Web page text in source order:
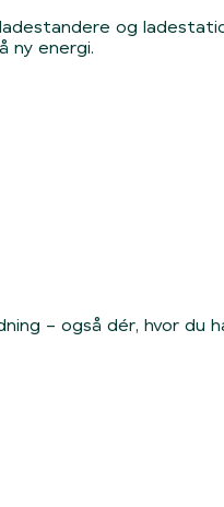
og
ny energi.
– også dér, hvor du